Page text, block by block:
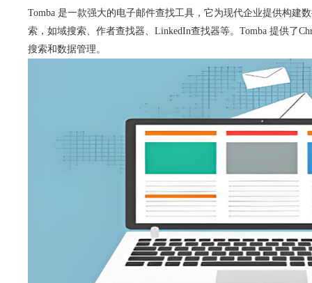
Tomba 是一款强大的电子邮件查找工具，它为现代企业提供构建
索，如域搜索、作者查找器、LinkedIn查找器等。Tomba 提供了
搜索和数据管理。